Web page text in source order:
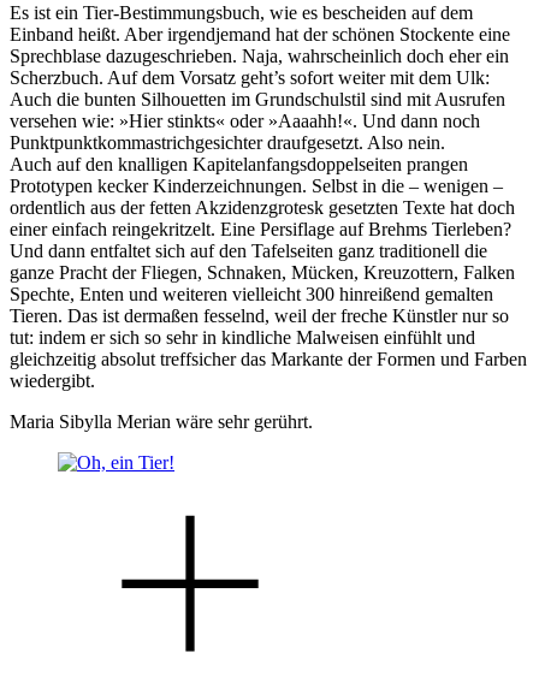
Es ist ein Tier-Bestimmungsbuch, wie es bescheiden auf dem
Einband heißt. Aber irgendjemand hat der schönen Stockente eine
Sprechblase dazugeschrieben. Naja, wahrscheinlich doch eher ein
Scherzbuch. Auf dem Vorsatz geht’s sofort weiter mit dem Ulk:
Auch die bunten Silhouetten im Grundschulstil sind mit Ausrufen
versehen wie: »Hier stinkts« oder »Aaaahh!«. Und dann noch
Punktpunktkommastrichgesichter draufgesetzt. Also nein.
Auch auf den knalligen Kapitelanfangsdoppelseiten prangen
Prototypen kecker Kinderzeichnungen. Selbst in die – wenigen –
ordentlich aus der fetten Akzidenzgrotesk gesetzten Texte hat doch
einer einfach reingekritzelt. Eine Persiflage auf Brehms Tierleben?
Und dann entfaltet sich auf den Tafelseiten ganz traditionell die
ganze Pracht der Fliegen, Schnaken, Mücken, Kreuzottern, Falken
Spechte, Enten und weiteren vielleicht 300 hinreißend gemalten
Tieren. Das ist dermaßen fesselnd, weil der freche Künstler nur so
tut: indem er sich so sehr in kindliche Malweisen einfühlt und
gleichzeitig absolut treffsicher das Markante der Formen und Farben
wiedergibt.
Maria Sibylla Merian wäre sehr gerührt.